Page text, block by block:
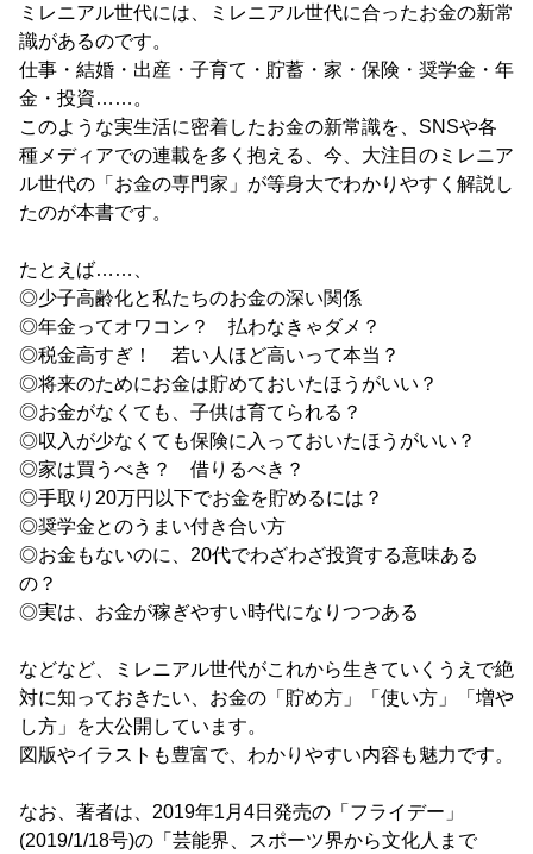
ミレニアル世代には、ミレニアル世代に合ったお金の新常
識があるのです。
仕事・結婚・出産・子育て・貯蓄・家・保険・奨学金・年
金・投資……。
このような実生活に密着したお金の新常識を、SNSや各
種メディアでの連載を多く抱える、今、大注目のミレニア
ル世代の「お金の専門家」が等身大でわかりやすく解説し
たのが本書です。
たとえば……、
◎少子高齢化と私たちのお金の深い関係
◎年金ってオワコン？ 払わなきゃダメ？
◎税金高すぎ！ 若い人ほど高いって本当？
◎将来のためにお金は貯めておいたほうがいい？
◎お金がなくても、子供は育てられる？
◎収入が少なくても保険に入っておいたほうがいい？
◎家は買うべき？ 借りるべき？
◎手取り20万円以下でお金を貯めるには？
◎奨学金とのうまい付き合い方
◎お金もないのに、20代でわざわざ投資する意味ある
の？
◎実は、お金が稼ぎやすい時代になりつつある
などなど、ミレニアル世代がこれから生きていくうえで絶
対に知っておきたい、お金の「貯め方」「使い方」「増や
し方」を大公開しています。
図版やイラストも豊富で、わかりやすい内容も魅力です。
なお、著者は、2019年1月4日発売の「フライデー」
(2019/1/18号)の「芸能界、スポーツ界から文化人まで